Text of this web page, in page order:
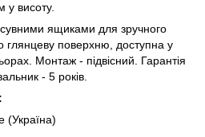
висоту.
ящиками для зручного
глянцеву поверхню, доступна у
Монтаж - підвісний. Гарантія
- 5 років.
(Україна)